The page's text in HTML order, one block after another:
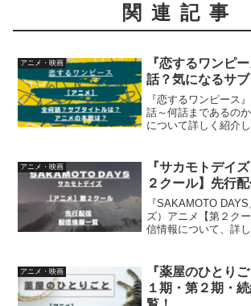
関連記事
アニメ・映画
『恋するワンピ
話？気になるサ
『恋するワンピース
話～何話まであるの
について詳しく紹介
アニメ・映画
『サカモトデイ
２クール】先行
『SAKAMOTO
ズ）アニメ【第２ク
信情報について、詳
アニメ・映画
『薬屋のひとり
１期・第２期・